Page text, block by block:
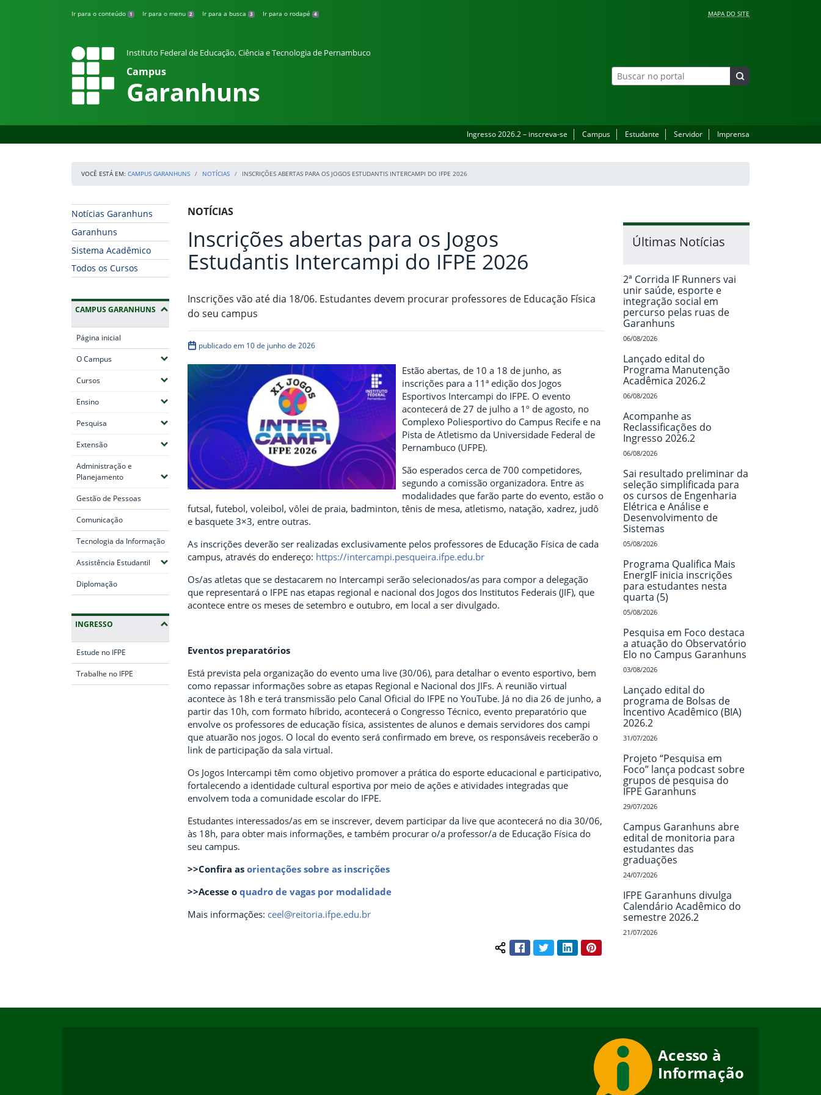
Ir para o conteúdo 1 Ir para o menu 2 Ir para a busca 3 Ir para o rodapé 4 MAPA DO SITE
Instituto Federal de Educação, Ciência e Tecnologia de Pernambuco
Campus
Garanhuns
Ingresso 2026.2 – inscreva-se Campus Estudante Servidor Imprensa
VOCÊ ESTÁ EM: CAMPUS GARANHUNS NOTÍCIAS INSCRIÇÕES ABERTAS PARA OS JOGOS ESTUDANTIS INTERCAMPI DO IFPE 2026
Início da navegação
Notícias Garanhuns
Garanhuns
Sistema Acadêmico
Todos os Cursos
CAMPUS GARANHUNS
Página inicial
O Campus(Expandir submenus)
Cursos(Expandir submenus)
Ensino(Expandir submenus)
Pesquisa (Expandir submenus)
Extensão(Expandir submenus)
Administração e
Planejamento(Expandir submenus)
Gestão de Pessoas
Comunicação
Tecnologia da Informação
Assistência Estudantil (Expandir submenus)
Diplomação
INGRESSO
Estude no IFPE
Trabalhe no IFPE
Início do conteúdo
NOTÍCIAS
Inscrições abertas para os Jogos
Estudantis Intercampi do IFPE 2026
Inscrições vão até dia 18/06. Estudantes devem procurar professores de Educação Física
do seu campus
publicado em 10 de junho de 2026
Estão abertas, de 10 a 18 de junho, as
inscrições para a 11ª edição dos Jogos
Esportivos Intercampi do IFPE. O evento
acontecerá de 27 de julho a 1º de agosto, no
Complexo Poliesportivo do Campus Recife e na
Pista de Atletismo da Universidade Federal de
Pernambuco (UFPE).
São esperados cerca de 700 competidores,
segundo a comissão organizadora. Entre as
modalidades que farão parte do evento, estão o
futsal, futebol, voleibol, vôlei de praia, badminton, tênis de mesa, atletismo, natação, xadrez, judô
e basquete 3×3, entre outras.
As inscrições deverão ser realizadas exclusivamente pelos professores de Educação Física de cada
campus, através do endereço: https://intercampi.pesqueira.ifpe.edu.br
Os/as atletas que se destacarem no Intercampi serão selecionados/as para compor a delegação
que representará o IFPE nas etapas regional e nacional dos Jogos dos Institutos Federais (JIF), que
acontece entre os meses de setembro e outubro, em local a ser divulgado.
Eventos preparatórios
Está prevista pela organização do evento uma live (30/06), para detalhar o evento esportivo, bem
como repassar informações sobre as etapas Regional e Nacional dos JIFs. A reunião virtual
acontece às 18h e terá transmissão pelo Canal Oficial do IFPE no YouTube. Já no dia 26 de junho, a
partir das 10h, com formato híbrido, acontecerá o Congresso Técnico, evento preparatório que
envolve os professores de educação física, assistentes de alunos e demais servidores dos campi
que atuarão nos jogos. O local do evento será confirmado em breve, os responsáveis receberão o
link de participação da sala virtual.
Os Jogos Intercampi têm como objetivo promover a prática do esporte educacional e participativo,
fortalecendo a identidade cultural esportiva por meio de ações e atividades integradas que
envolvem toda a comunidade escolar do IFPE.
Estudantes interessados/as em se inscrever, devem participar da live que acontecerá no dia 30/06,
às 18h, para obter mais informações, e também procurar o/a professor/a de Educação Física do
seu campus.
>>Confira as orientações sobre as inscrições
>>Acesse o quadro de vagas por modalidade
Mais informações: ceel@reitoria.ifpe.edu.br
Compartilhar conteúdo:
FacebookTwitterLinkedInPinterest
Últimas Notícias
2ª Corrida IF Runners vai
unir saúde, esporte e
integração social em
percurso pelas ruas de
Garanhuns
06/08/2026
Lançado edital do
Programa Manutenção
Acadêmica 2026.2
06/08/2026
Acompanhe as
Reclassificações do
Ingresso 2026.2
06/08/2026
Sai resultado preliminar da
seleção simplificada para
os cursos de Engenharia
Elétrica e Análise e
Desenvolvimento de
Sistemas
05/08/2026
Programa Qualifica Mais
EnergIF inicia inscrições
para estudantes nesta
quarta (5)
05/08/2026
Pesquisa em Foco destaca
a atuação do Observatório
Elo no Campus Garanhuns
03/08/2026
Lançado edital do
programa de Bolsas de
Incentivo Acadêmico (BIA)
2026.2
31/07/2026
Projeto “Pesquisa em
Foco” lança podcast sobre
grupos de pesquisa do
IFPE Garanhuns
29/07/2026
Campus Garanhuns abre
edital de monitoria para
estudantes das
graduações
24/07/2026
IFPE Garanhuns divulga
Calendário Acadêmico do
semestre 2026.2
21/07/2026